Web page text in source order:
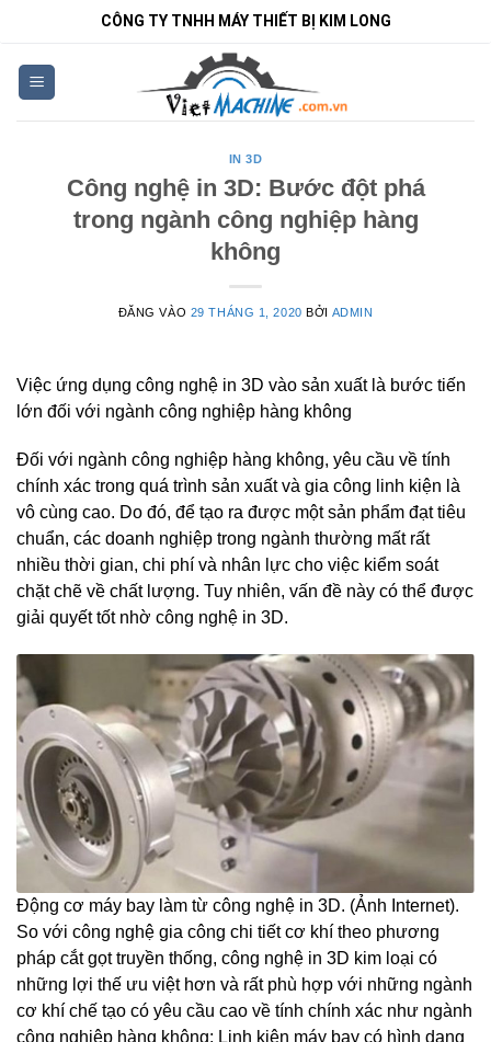
nội
dung
CÔNG TY TNHH MÁY THIẾT BỊ KIM LONG
IN 3D
Công nghệ in 3D: Bước đột phá
trong ngành công nghiệp hàng
không
ĐĂNG VÀO 29 THÁNG 1, 2020 BỞI ADMIN
Việc ứng dụng công nghệ in 3D vào sản xuất là bước tiến
lớn đối với ngành công nghiệp hàng không
Đối với ngành công nghiệp hàng không, yêu cầu về tính
chính xác trong quá trình sản xuất và gia công linh kiện là
vô cùng cao. Do đó, để tạo ra được một sản phẩm đạt tiêu
chuẩn, các doanh nghiệp trong ngành thường mất rất
nhiều thời gian, chi phí và nhân lực cho việc kiểm soát
chặt chẽ về chất lượng. Tuy nhiên, vấn đề này có thể được
giải quyết tốt nhờ công nghệ in 3D.
Động cơ máy bay làm từ công nghệ in 3D. (Ảnh Internet).
So với công nghệ gia công chi tiết cơ khí theo phương
pháp cắt gọt truyền thống, công nghệ in 3D kim loại có
những lợi thế ưu việt hơn và rất phù hợp với những ngành
cơ khí chế tạo có yêu cầu cao về tính chính xác như ngành
công nghiệp hàng không: Linh kiện máy bay có hình dạng